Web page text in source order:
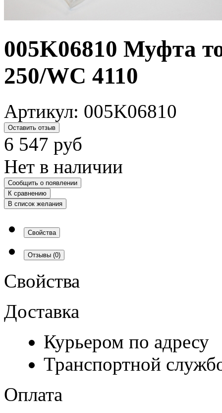
005K06810 Муфта
250/WC 4110
Артикул: 005K06810
Оставить отзыв
6 547 руб
Нет в наличии
Сообщить о появлении
К сравнению
В список желания
Свойства
Отзывы (0)
Свойства
Доставка
Курьером по адресу
Транспортной
Оплата